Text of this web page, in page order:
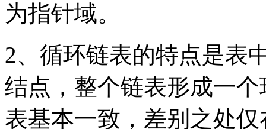
为指针域。
2、循环链表的特点是表
结点，整个链表形成一
表基本一致，差别之处